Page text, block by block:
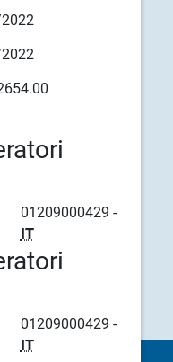
01209000429 -
IT
01209000429 -
IT